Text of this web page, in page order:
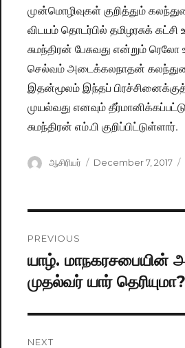
முன்மொழிவுகள் குறித்தும்
விடயம் தொடர்பில் தமிழரசுக் கட்சி
சுமந்திரன் பேசுவது என்றும் ரெலோ
செல்வம் அடைக்கலநாதன்
இதன்மூலம் இந்தப்
முயல்வது எனவும்
சுமந்திரன் எம்.பி குறிப்பிட்டுள்ளார்.
Author
ஆசிரியர்
Posted
December 7, 2017
navigation
PREVIOUS
Previous
post:
யாழ். மாநகரசபையின்
முதல்வர் யார் தெரியுமா?
NEXT